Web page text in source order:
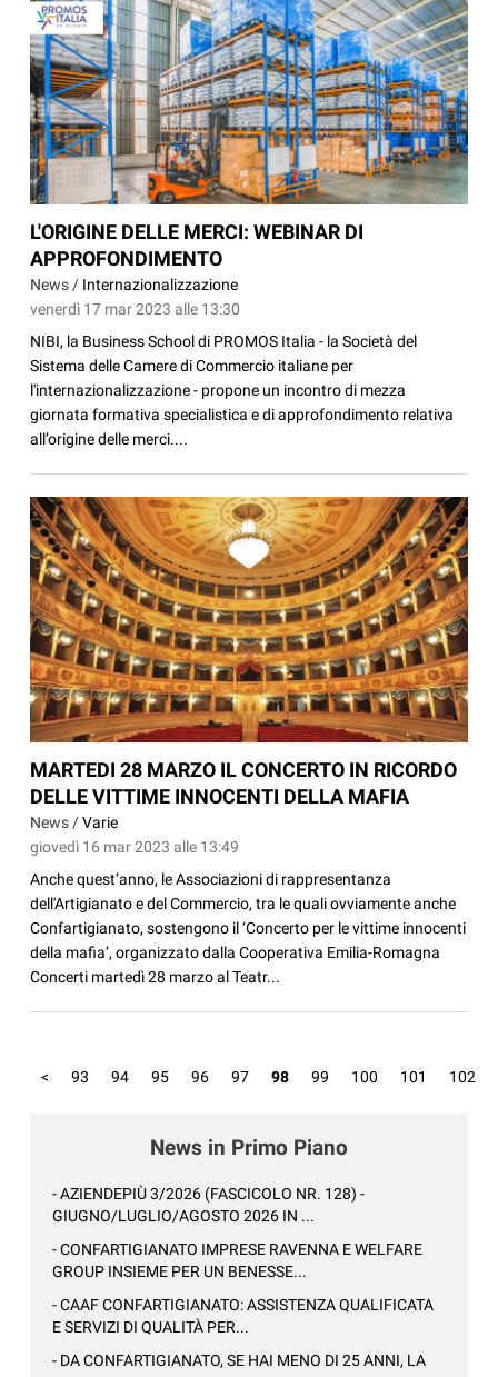
L'ORIGINE DELLE MERCI: WEBINAR DI
APPROFONDIMENTO
News / Internazionalizzazione
venerdì 17 mar 2023 alle 13:30
NIBI, la Business School di PROMOS Italia - la Società del
Sistema delle Camere di Commercio italiane per
l'internazionalizzazione - propone un incontro di mezza
giornata formativa specialistica e di approfondimento relativa
all’origine delle merci....
MARTEDI 28 MARZO IL CONCERTO IN RICORDO
DELLE VITTIME INNOCENTI DELLA MAFIA
News /Varie
giovedì 16 mar 2023 alle 13:49
Anche quest’anno, le Associazioni di rappresentanza
dell'Artigianato e del Commercio, tra le quali ovviamente anche
Confartigianato, sostengono il ‘Concerto per le vittime innocenti
della mafia’, organizzato dalla Cooperativa Emilia-Romagna
Concerti martedì 28 marzo al Teatr...
< 93 94 95 96 97 98 99 100 101 102
News in Primo Piano
- AZIENDEPIÙ 3/2026 (FASCICOLO NR. 128) -
GIUGNO/LUGLIO/AGOSTO 2026 IN ...
- CONFARTIGIANATO IMPRESE RAVENNA E WELFARE
GROUP INSIEME PER UN BENESSE...
- CAAF CONFARTIGIANATO: ASSISTENZA QUALIFICATA
E SERVIZI DI QUALITÀ PER...
- DA CONFARTIGIANATO, SE HAI MENO DI 25 ANNI, LA